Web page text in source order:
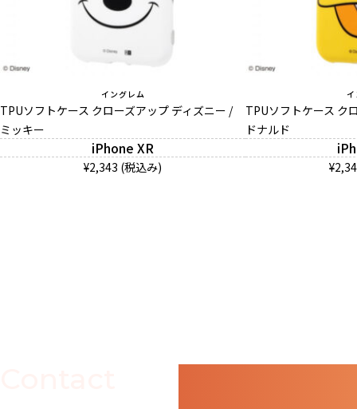
イングレム
TPUソフトケース クローズアップ ディズニー /
ミッキー
iPhone XR
¥2,343 (税込み)
TPUソフトケース ク
ドナルド